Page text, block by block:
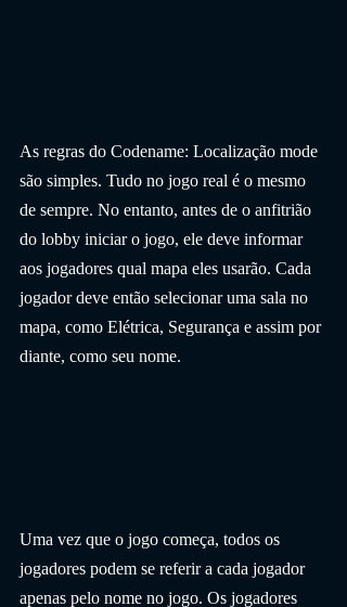
As regras do Codename: Localização mode
são simples. Tudo no jogo real é o mesmo
de sempre. No entanto, antes de o anfitrião
do lobby iniciar o jogo, ele deve informar
aos jogadores qual mapa eles usarão. Cada
jogador deve então selecionar uma sala no
mapa, como Elétrica, Segurança e assim por
diante, como seu nome.
Uma vez que o jogo começa, todos os
jogadores podem se referir a cada jogador
apenas pelo nome no jogo. Os jogadores